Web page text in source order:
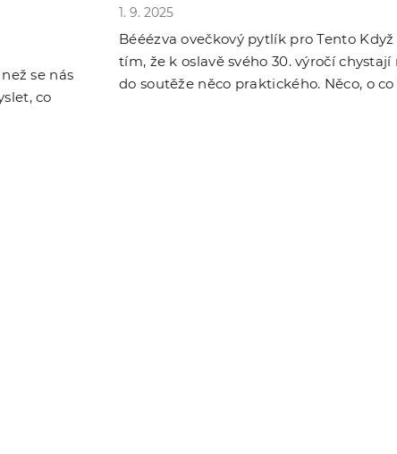
se nás
co
1. 9. 2025
Bééézva ovečkový pytlík pro Tento
tím, že k oslavě svého 30. výročí
do soutěže něco praktického. Něco, o